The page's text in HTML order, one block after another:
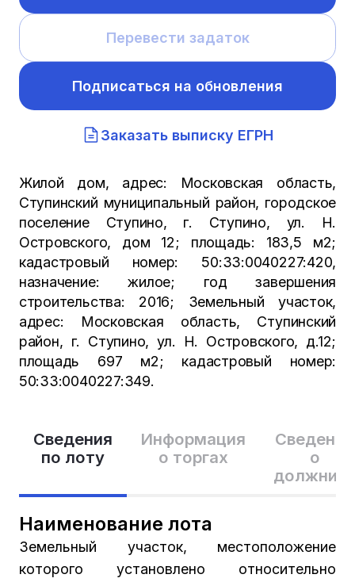
Сведения
по лоту
Информация
о торгах
Сведения
о
Наименование лота
Земельный участок, местоположение
которого установлено относительно
Перевести задаток
Подписаться на обновления
Заказать выписку ЕГРН
Жилой дом, адрес: Московская область,
Ступинский муниципальный район, городское
поселение Ступино, г. Ступино, ул. Н.
Островского, дом 12; площадь: 183,5 м2;
кадастровый номер: 50:33:0040227:420,
назначение: жилое; год завершения
строительства: 2016; Земельный участок,
адрес: Московская область, Ступинский
район, г. Ступино, ул. Н. Островского, д.12;
площадь 697 м2; кадастровый номер:
50:33:0040227:349.